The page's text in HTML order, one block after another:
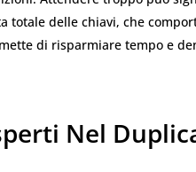
totale delle chiavi, che
di risparmiare tempo e
Nel